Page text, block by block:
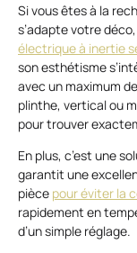
Si vous êtes à la
s’adapte votre
électrique à inertie
son esthétisme
avec un maximum
plinthe, vertical ou
pour trouver
En plus, c’est une
garantit une
pièce pour éviter la
rapidement en
d’un simple réglage.